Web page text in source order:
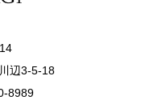
辺3-5-18
8989